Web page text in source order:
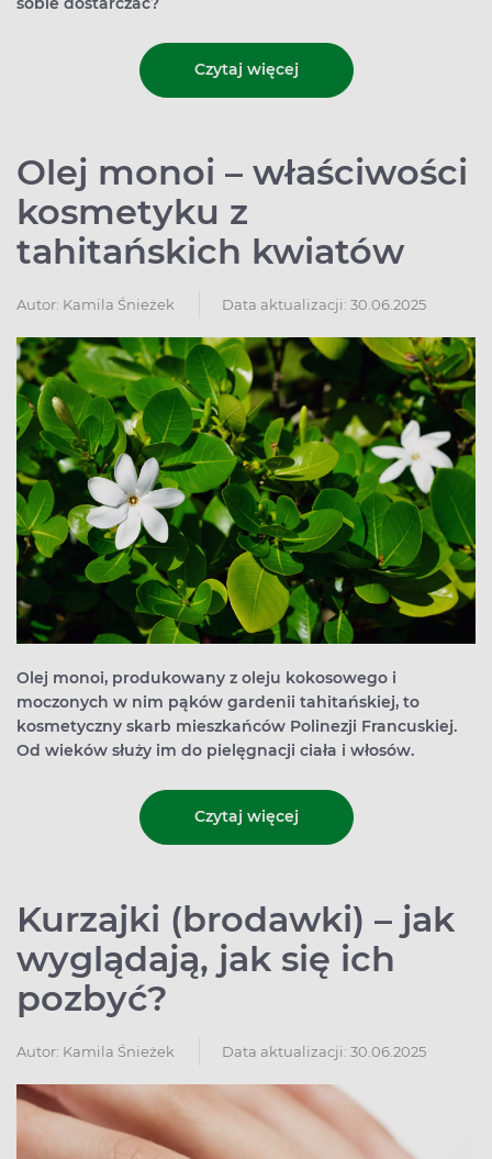
Czytaj więcej
Olej monoi – właściwości
kosmetyku z
tahitańskich kwiatów
Autor: Kamila Śnieżek Data aktualizacji: 30.06.2025
Olej monoi, produkowany z oleju kokosowego i
moczonych w nim pąków gardenii tahitańskiej, to
kosmetyczny skarb mieszkańców Polinezji Francuskiej.
Od wieków służy im do pielęgnacji ciała i włosów.
Czytaj więcej
Kurzajki (brodawki) – jak
wyglądają, jak się ich
pozbyć?
Autor: Kamila Śnieżek Data aktualizacji: 30.06.2025